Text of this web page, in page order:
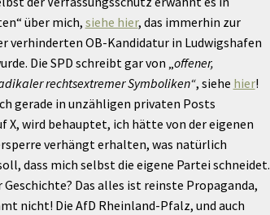
über mich, siehe hier, das immerhin zur
verhinderten OB-Kandidatur in Ludwigshafen
Die SPD schreibt gar von „offener,
rechtsextremer Symboliken“, siehe hier!
gerade in unzähligen privaten Posts
X, wird behauptet, ich hätte von der eigenen
verhängt erhalten, was natürlich
dass mich selbst die eigene Partei schneidet.
Geschichte? Das alles ist reinste Propaganda,
nicht! Die AfD Rheinland-Pfalz, und auch